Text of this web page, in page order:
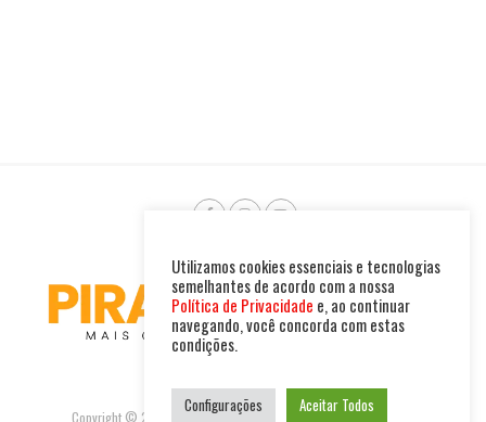
Copyright © 2025. Todos os direitos reservados. PIRAMBU NEWS
Utilizamos cookies essenciais e tecnologias
semelhantes de acordo com a nossa
Política de Privacidade e, ao continuar
navegando, você concorda com estas
condições.
Configurações Aceitar Todos